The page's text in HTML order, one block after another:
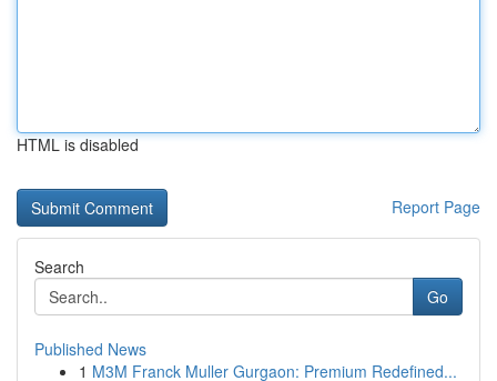
HTML is disabled
Report Page
Search
Go
Published News
1 M3M Franck Muller Gurgaon: Premium Redefined...